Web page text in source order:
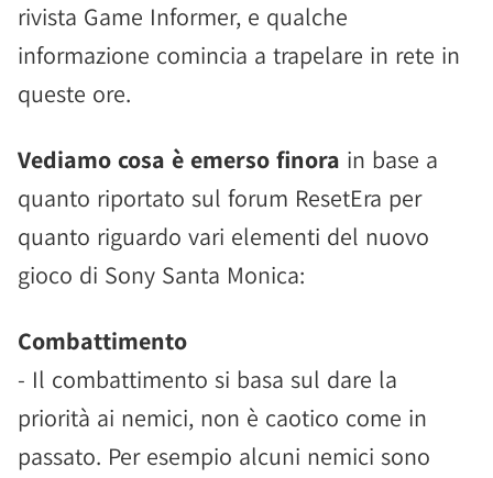
rivista Game Informer, e qualche
informazione comincia a trapelare in rete in
queste ore.
Vediamo cosa è emerso finora in base a
quanto riportato sul forum ResetEra per
quanto riguardo vari elementi del nuovo
gioco di Sony Santa Monica:
Combattimento
- Il combattimento si basa sul dare la
priorità ai nemici, non è caotico come in
passato. Per esempio alcuni nemici sono